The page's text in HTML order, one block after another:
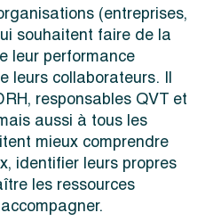
(entreprises,
souhaitent faire de la
leur performance
leurs collaborateurs. Il
responsables QVT et
aussi à tous les
mieux comprendre
identifier leurs propres
les ressources